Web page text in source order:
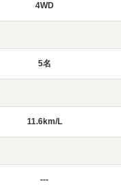
4WD
5名
11.6km/L
---